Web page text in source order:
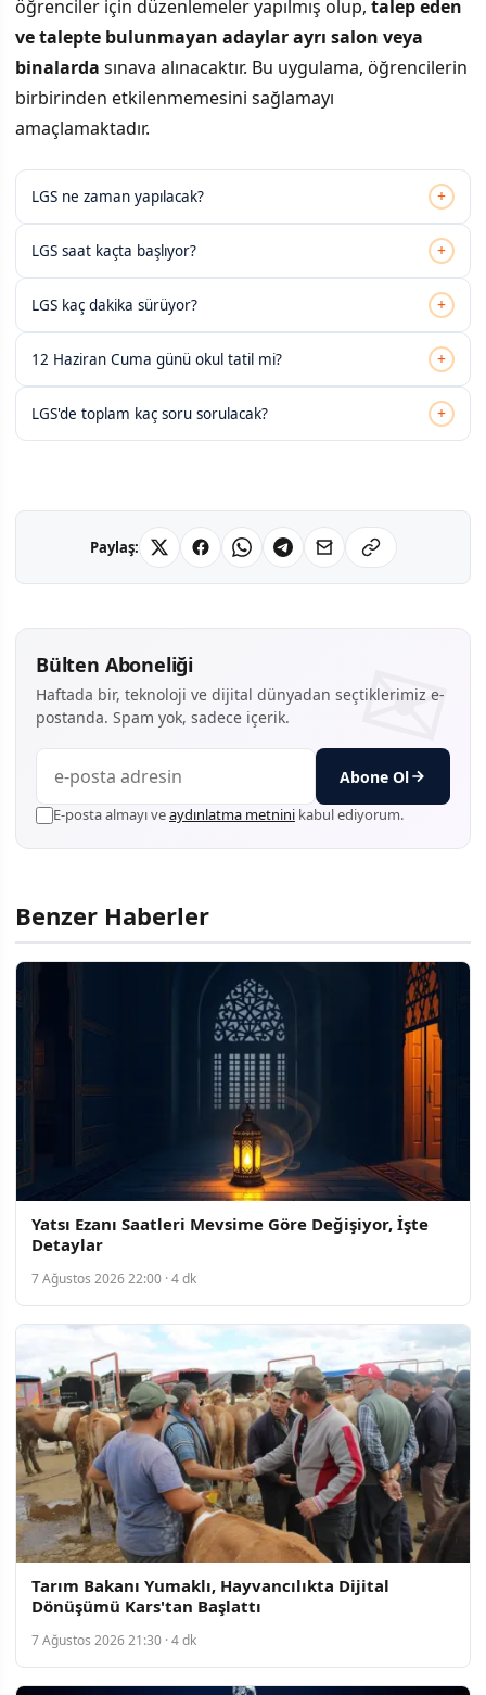
öğrenciler için düzenlemeler yapılmış olup, talep eden
ve talepte bulunmayan adaylar ayrı salon veya
binalarda sınava alınacaktır. Bu uygulama, öğrencilerin
birbirinden etkilenmemesini sağlamayı
amaçlamaktadır.
LGS ne zaman yapılacak? +
LGS saat kaçta başlıyor? +
LGS kaç dakika sürüyor? +
12 Haziran Cuma günü okul tatil mi? +
LGS'de toplam kaç soru sorulacak? +
Paylaş:
Bülten Aboneliği
Haftada bir, teknoloji ve dijital dünyadan seçtiklerimiz e-
postanda. Spam yok, sadece içerik.
Abone Ol
E-posta almayı veaydınlatma metnini kabul ediyorum.
Benzer Haberler
Yatsı Ezanı Saatleri Mevsime Göre Değişiyor, İşte
Detaylar
7 Ağustos 2026 22:00 · 4 dk
Tarım Bakanı Yumaklı, Hayvancılıkta Dijital
Dönüşümü Kars'tan Başlattı
7 Ağustos 2026 21:30 · 4 dk